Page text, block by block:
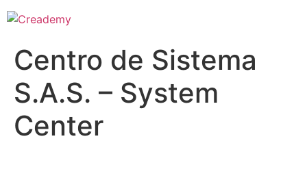
Centro de Sistema
S.A.S. – System
Center